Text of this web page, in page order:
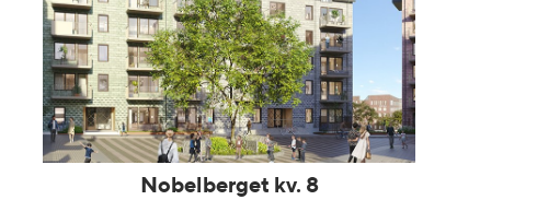
Nobelberget kv. 8